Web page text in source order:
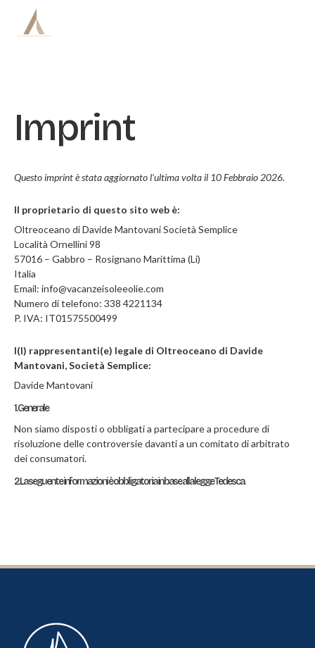
BARCHE
CREW
VITA DI BORDO
BLOG
CONTATTI
Imprint
Questo imprint è stata aggiornato l’ultima volta il 10 Febbraio 2026.
Il proprietario di questo sito web è:
Oltreoceano di Davide Mantovani Società Semplice
Località Ornellini 98
57016 – Gabbro – Rosignano Marittima (Li)
Italia
Email: info@vacanzeisoleeolie.com
Numero di telefono: 338 4221134
P. IVA: IT01575500499
I(l) rappresentanti(e) legale di Oltreoceano di Davide
Mantovani, Società Semplice:
Davide Mantovani
1. Generale
Non siamo disposti o obbligati a partecipare a procedure di
risoluzione delle controversie davanti a un comitato di arbitrato
dei consumatori.
2. La seguente informazioni è obbligatoria in base alla legge Tedesca.